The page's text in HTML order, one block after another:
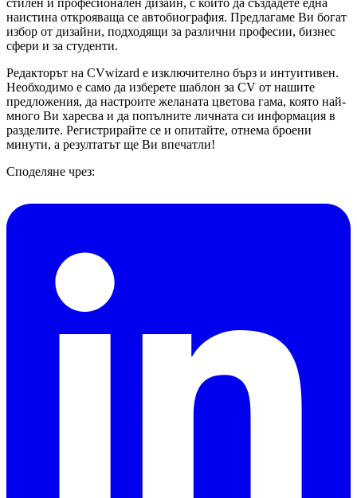
стилен и професионален дизайн, с които да създадете една
наистина открояваща се автобиография. Предлагаме Ви богат
избор от дизайни, подходящи за различни професии, бизнес
сфери и за студенти.
Редакторът на CVwizard е изключително бърз и интуитивен.
Необходимо е само да изберете шаблон за CV от нашите
предложения, да настроите желаната цветова гама, която най-
много Ви харесва и да попълните личната си информация в
разделите. Регистрирайте се и опитайте, отнема броени
минути, а резултатът ще Ви впечатли!
Споделяне чрез: